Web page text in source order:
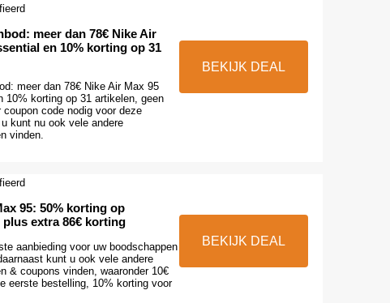
meer dan 78€ Nike Air
en 10% korting op 31
meer dan 78€ Nike Air Max 95
10% korting op 31 artikelen, geen
coupon code nodig voor deze
kunt nu ook vele andere
vinden.
BEKIJK DEAL
95: 50% korting op
plus extra 86€ korting
aanbieding voor uw boodschappen
kunt u ook vele andere
& coupons vinden, waaronder 10€
eerste bestelling, 10% korting voor
BEKIJK DEAL